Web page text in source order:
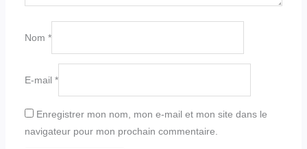
Nom *
E-mail *
Enregistrer mon nom, mon e-mail et mon site dans le
navigateur pour mon prochain commentaire.